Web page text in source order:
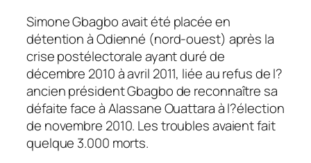
Simone Gbagbo avait été placée en
détention à Odienné (nord-ouest) après la
crise postélectorale ayant duré de
décembre 2010 à avril 2011, liée au refus de l?
ancien président Gbagbo de reconnaître sa
défaite face à Alassane Ouattara à l?élection
de novembre 2010. Les troubles avaient fait
quelque 3.000 morts.